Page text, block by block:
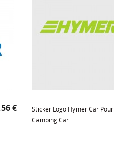
€
Sticker Logo Hymer Car Pour
Camping Car